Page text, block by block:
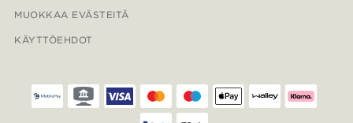
MUOKKAA EVÄSTEITÄ
KÄYTTÖEHDOT